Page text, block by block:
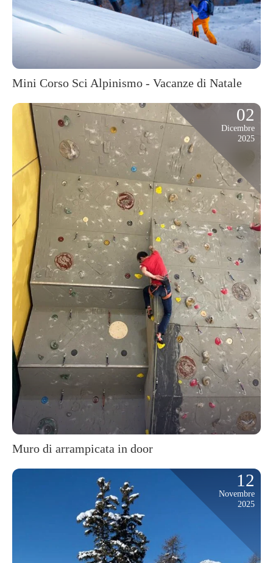
Mini Corso Sci Alpinismo - Vacanze di Natale
02
Dicembre
2025
Muro di arrampicata in door
12
Novembre
2025